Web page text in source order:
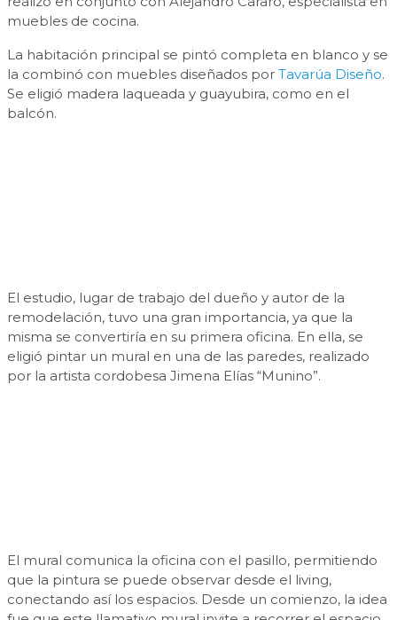
muebles de cocina.
La habitación principal se pintó completa en blanco y se
la combinó con muebles diseñados por Tavarúa Diseño.
Se eligió madera laqueada y guayubira, como en el
balcón.
El estudio, lugar de trabajo del dueño y autor de la
remodelación, tuvo una gran importancia, ya que la
misma se convertiría en su primera oficina. En ella, se
eligió pintar un mural en una de las paredes, realizado
por la artista cordobesa Jimena Elías “Munino”.
El mural comunica la oficina con el pasillo, permitiendo
que la pintura se puede observar desde el living,
conectando así los espacios. Desde un comienzo, la idea